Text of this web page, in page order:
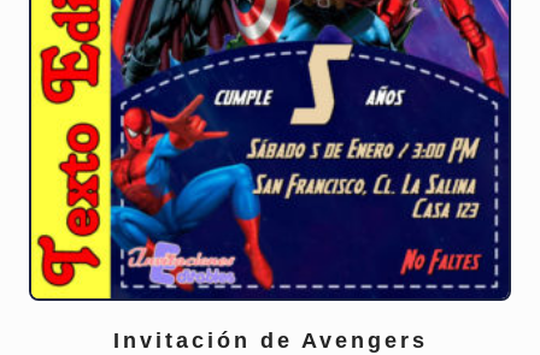
Invitación de Avengers